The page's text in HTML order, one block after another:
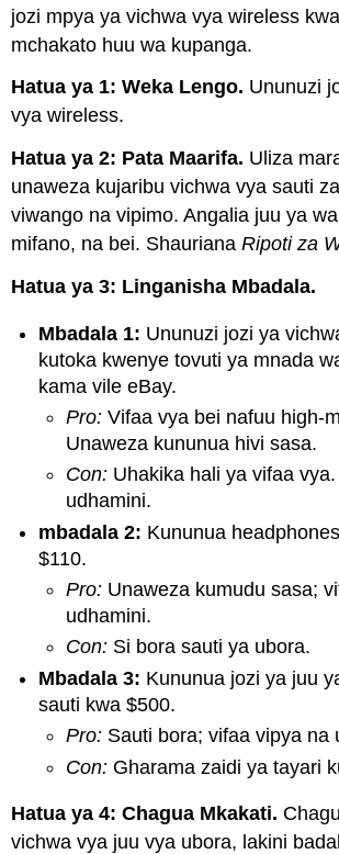
jozi mpya ya vichwa vya wireless
mchakato huu wa kupanga.
Hatua ya 1: Weka Lengo. Ununuzi
vya wireless.
Hatua ya 2: Pata Maarifa. Uliza
unaweza kujaribu vichwa vya sauti
viwango na vipimo. Angalia juu ya
mifano, na bei. ShaurianaRipoti za
Hatua ya 3: Linganisha Mbadala.
Mbadala 1: Ununuzi jozi ya
kutoka kwenye tovuti ya mnada
kama vile eBay.
Pro:Vifaa vya bei nafuu high-
Unaweza kununua hivi sasa.
Con:Uhakika hali ya vifaa vya.
udhamini.
mbadala 2: Kununua
$110.
Pro:Unaweza kumudu sasa;
udhamini.
Con:Si bora sauti ya ubora.
Mbadala 3: Kununua jozi ya juu
sauti kwa $500.
Pro:Sauti bora; vifaa vipya na
Con:Gharama zaidi ya tayari
Hatua ya 4: Chagua Mkakati.
vichwa vya juu vya ubora, lakini